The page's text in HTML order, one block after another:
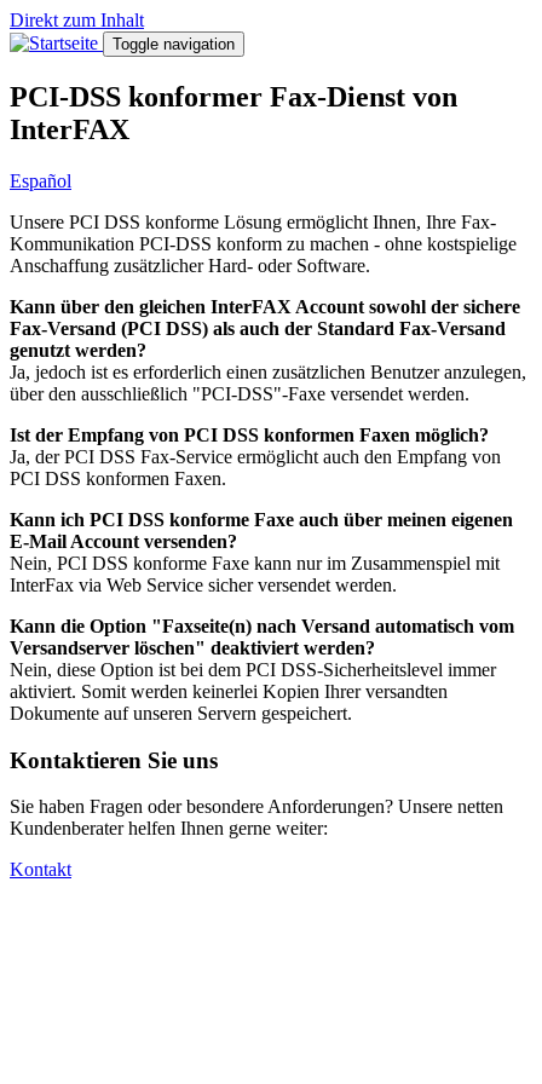
Direkt zum Inhalt
Toggle navigation
PCI-DSS konformer Fax-Dienst von
InterFAX
Español
Unsere PCI DSS konforme Lösung ermöglicht Ihnen, Ihre Fax-
Kommunikation PCI-DSS konform zu machen - ohne kostspielige
Anschaffung zusätzlicher Hard- oder Software.
Kann über den gleichen InterFAX Account sowohl der sichere
Fax-Versand (PCI DSS) als auch der Standard Fax-Versand
genutzt werden?
Ja, jedoch ist es erforderlich einen zusätzlichen Benutzer anzulegen,
über den ausschließlich "PCI-DSS"-Faxe versendet werden.
Ist der Empfang von PCI DSS konformen Faxen möglich?
Ja, der PCI DSS Fax-Service ermöglicht auch den Empfang von
PCI DSS konformen Faxen.
Kann ich PCI DSS konforme Faxe auch über meinen eigenen
E-Mail Account versenden?
Nein, PCI DSS konforme Faxe kann nur im Zusammenspiel mit
InterFax via Web Service sicher versendet werden.
Kann die Option "Faxseite(n) nach Versand automatisch vom
Versandserver löschen" deaktiviert werden?
Nein, diese Option ist bei dem PCI DSS-Sicherheitslevel immer
aktiviert. Somit werden keinerlei Kopien Ihrer versandten
Dokumente auf unseren Servern gespeichert.
Kontaktieren Sie uns
Sie haben Fragen oder besondere Anforderungen? Unsere netten
Kundenberater helfen Ihnen gerne weiter:
Kontakt